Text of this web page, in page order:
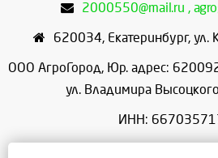
2000550@mail.ru ,
620034, Екатеринбург, ул.
ООО АгроГород, Юр. адрес:
ул. Владимира
ИНН: